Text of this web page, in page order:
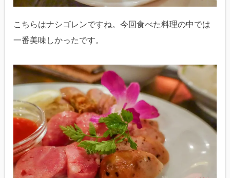
こちらはナシゴレンですね。今回食べた料理の中では
一番美味しかったです。